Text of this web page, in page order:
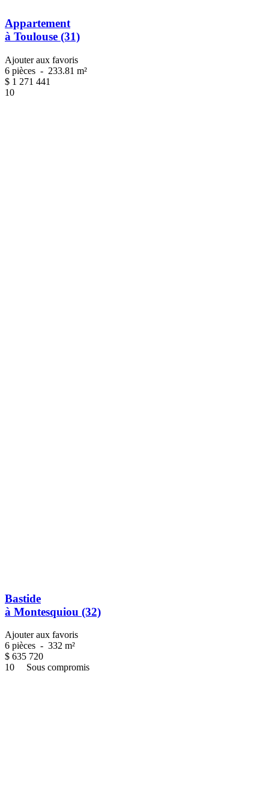
Appartement
à Toulouse (31)
Ajouter aux favoris
6 pièces - 233.81 m²
$ 1 271 441
10
Bastide
à Montesquiou (32)
Ajouter aux favoris
6 pièces - 332 m²
$ 635 720
10
Sous compromis